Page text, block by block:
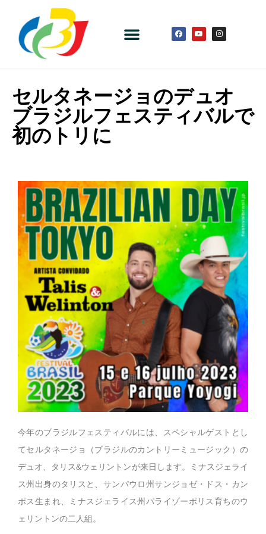
セルタネージョのデュオ
ブラジルフェスティバルで
初のトリに
今年のブラジルフェスティバルには、スペシャルゲストとし
てセルタネージョ（ブラジルのカントリーミュージック）の
デュオ、タリス&ウェリントンが来日します。ミナスジェライ
ス州出身のタリスと、サンパウロ州サンジョゼ・ドス・カン
ポス生まれ、ミナスジェライス州パライゾーポリス育ちのウ
ェリントンの二人組。